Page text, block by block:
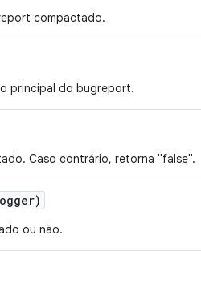
compactado.
principal do bugreport.
Caso contrário, retorna "false".
ou não.